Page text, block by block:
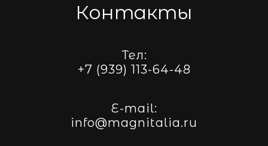
Контакты
Тел:
+7 (939) 113-64-48
E-mail:
info@magnitalia.ru